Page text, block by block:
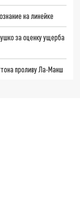
на линейке
за оценку ущерба
проливу Ла-Манш